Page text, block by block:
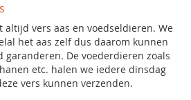
altijd vers aas en voedseldieren. We
het aas zelf dus daarom kunnen
garanderen. De voederdieren zoals
etc. halen we iedere dinsdag
vers kunnen verzenden.